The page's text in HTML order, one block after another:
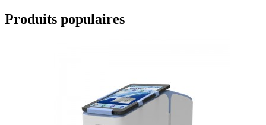
Produits populaires